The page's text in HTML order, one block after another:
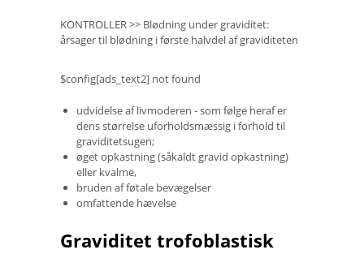
KONTROLLER >> Blødning under graviditet:
årsager til blødning i første halvdel af graviditeten
$config[ads_text2] not found
udvidelse af livmoderen - som følge heraf er
dens størrelse uforholdsmæssig i forhold til
graviditetsugen;
øget opkastning (såkaldt gravid opkastning)
eller kvalme,
bruden af ​​føtale bevægelser
omfattende hævelse
Graviditet trofoblastisk